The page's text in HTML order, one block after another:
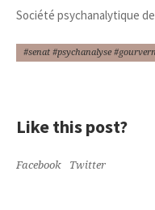
Société psychanalytique
#senat #psychanalyse
Like this post?
Facebook Twitter